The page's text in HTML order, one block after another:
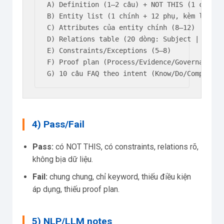
A) Definition (1–2 câu) + NOT THIS (1 câu)
B) Entity list (1 chính + 12 phụ, kèm loại
C) Attributes của entity chính (8–12)
D) Relations table (20 dòng: Subject |
E) Constraints/Exceptions (5–8)
F) Proof plan (Process/Evidence/
G) 10 câu FAQ theo intent (Know/Do/Compare/
4) Pass/Fail
Pass: có NOT THIS, có constraints, relations rõ,
không bịa dữ liệu.
Fail: chung chung, chỉ keyword, thiếu điều kiện
áp dụng, thiếu proof plan.
5) NLP/LLM notes